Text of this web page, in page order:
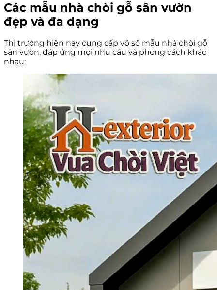
Các mẫu nhà chòi gỗ sân vườn
đẹp và đa dạng
Thị trường hiện nay cung cấp vô số mẫu nhà chòi gỗ
sân vườn, đáp ứng mọi nhu cầu và phong cách khác
nhau: